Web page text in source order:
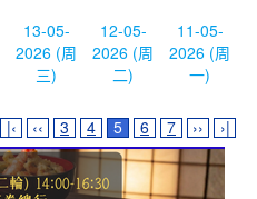
13-05-
2026 (周
三)
12-05-
2026 (周
二)
11-05-
2026 (周
一)
|‹ ‹‹ 3 4 5 6 7 ›› ›|